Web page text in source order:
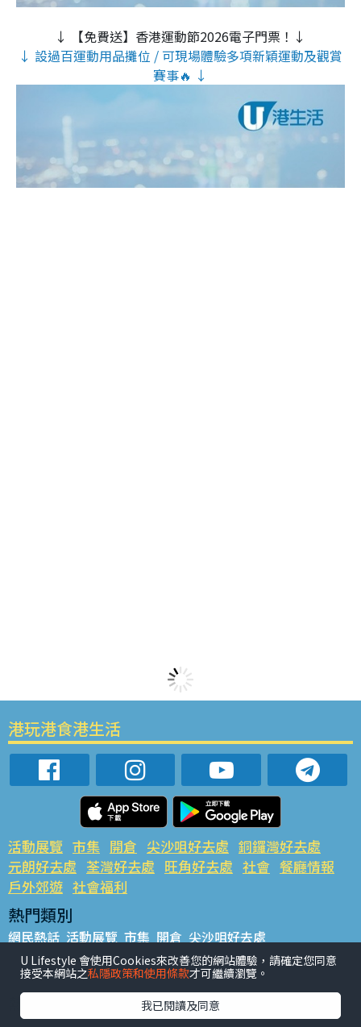
↓ 【免費送】香港運動節2026電子門票！↓
↓ 設過百運動用品攤位 / 可現場體驗多項新穎運動及觀賞
賽事🔥 ↓
港玩港食港生活
活動展覽 市集 開倉 尖沙咀好去處 銅鑼灣好去處
元朗好去處 荃灣好去處 旺角好去處 社會 餐廳情報
戶外郊遊 社會福利
熱門類別
網民熱話 活動展覽 市集 開倉 尖沙咀好去處
銅鑼灣好去處 元朗好去處 荃灣好去處 旺角好去處 社會
餐廳情報 戶外郊遊
熱門標籤
U Lifestyle 會使用Cookies來改善您的網站體驗，請確定您同意
接受本網站之私隱政策和使用條款才可繼續瀏覽。
我已閱讀及同意